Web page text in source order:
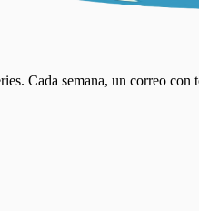
Cada semana, un correo con